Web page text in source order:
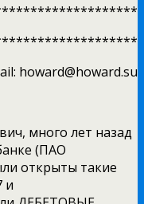
howard@howard.su
много лет назад
(ПАО
открыты такие
и